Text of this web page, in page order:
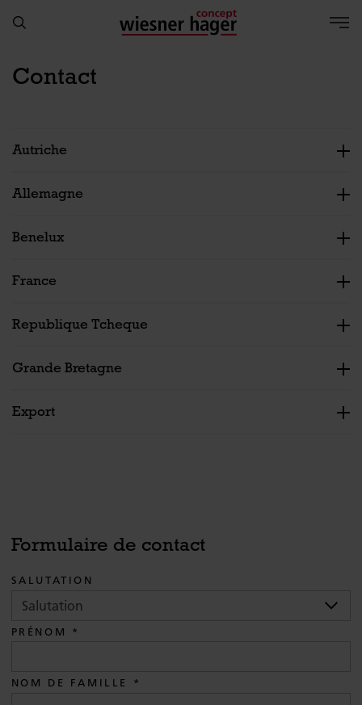
Contact
Autriche
Allemagne
Benelux
France
Republique Tcheque
Grande Bretagne
Export
Formulaire de contact
SALUTATION
PRÉNOM
NOM DE FAMILLE